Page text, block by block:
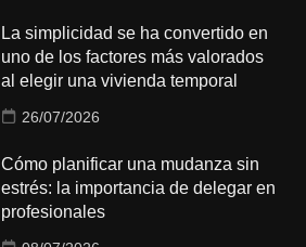
La simplicidad se ha convertido en
uno de los factores más valorados
al elegir una vivienda temporal
26/07/2026
Cómo planificar una mudanza sin
estrés: la importancia de delegar en
profesionales